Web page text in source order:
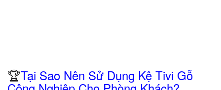
🏆Tại Sao Nên Sử Dụng Kệ Tivi Gỗ